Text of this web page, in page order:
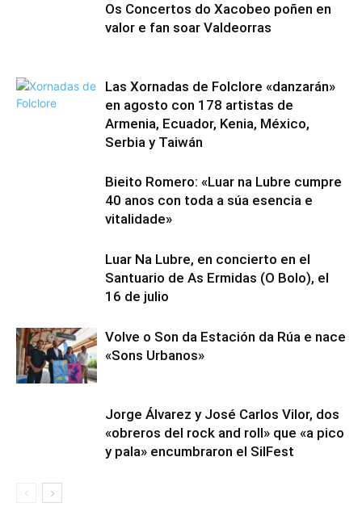
Os Concertos do Xacobeo poñen en
valor e fan soar Valdeorras
Las Xornadas de Folclore «danzarán»
en agosto con 178 artistas de
Armenia, Ecuador, Kenia, México,
Serbia y Taiwán
Bieito Romero: «Luar na Lubre cumpre
40 anos con toda a súa esencia e
vitalidade»
Luar Na Lubre, en concierto en el
Santuario de As Ermidas (O Bolo), el
16 de julio
Volve o Son da Estación da Rúa e nace
«Sons Urbanos»
Jorge Álvarez y José Carlos Vilor, dos
«obreros del rock and roll» que «a pico
y pala» encumbraron el SilFest